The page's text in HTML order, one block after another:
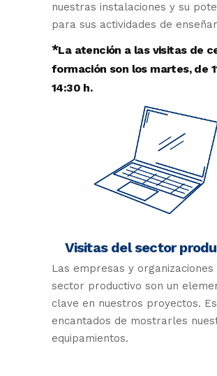
nuestras instalaciones y su
para sus actividades de
*La atención a las visitas de
formación son los martes, de
14:30 h.
Visitas del sector
Las empresas y organizaciones
sector productivo son un
clave en nuestros proyectos.
encantados de mostrarles
equipamientos.